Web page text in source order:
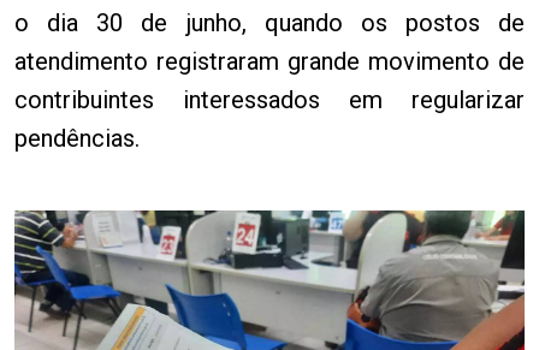
o dia 30 de junho, quando os postos de
atendimento registraram grande movimento de
contribuintes interessados em regularizar
pendências.